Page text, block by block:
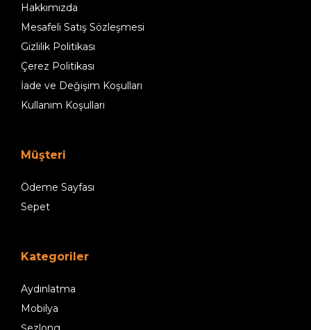
Hakkımızda
Mesafeli Satış Sözleşmesi
Gizlilik Politikası
Çerez Politikası
İade ve Değişim Koşulları
Kullanım Koşulları
Müşteri
Ödeme Sayfası
Sepet
Kategoriler
Aydınlatma
Mobilya